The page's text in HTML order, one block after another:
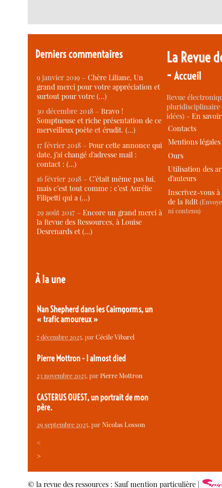
Derniers commentaires
9 janvier 2019 –Chère Liliane, Un
grand merci pour votre appréciation et
surtout pour votre (…)
30 décembre 2018 –Bravo !
Somptueuse et riche présentation de ce
merveilleux poète et érudit. (…)
17 février 2018 –Pour cette annonce qui
date, j’ai changé d’adresse mail :
contact : (…)
16 février 2018 –C’était même pas lui,
mais c’est tout comme : c’est Aurélie
Filipetti qui a (…)
29 août 2017 –Encore un grand merci à
la Revue des Ressources, à Louise
Desrenards et (…)
À la une
Nan Shepherd dans les Cairngorms, un
« trafic amoureux »
7 décembre 2025, parCécile Vibarel
Pierre Mottron - I almost died
23 novembre 2025, parPierre Mottron
CASTERUS OUEST, un portrait de mon
père.
29 septembre 2025, parNicolas Losson
<
>
La Revue
-Accueil
Revue
idées) -En
Contacts
Mentions légales
Ours
Utilisation des
d’auteurs
Inscrivez-vous
de la RdR
ni contenu)
© la revue des ressources : Sauf mention particulière |